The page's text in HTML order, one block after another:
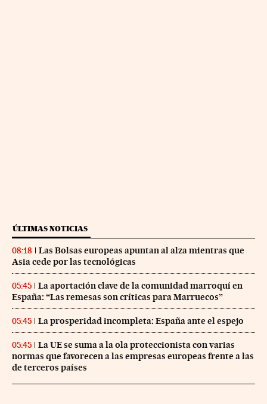
ÚLTIMAS NOTICIAS
08:18
Las Bolsas europeas apuntan al alza mientras que
Asia cede por las tecnológicas
05:45
La aportación clave de la comunidad marroquí en
España: “Las remesas son críticas para Marruecos”
05:45 La prosperidad incompleta: España ante el espejo
05:45
La UE se suma a la ola proteccionista con varias
normas que favorecen a las empresas europeas frente a las
de terceros países